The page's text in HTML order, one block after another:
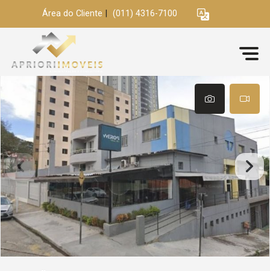
Área do Cliente (011) 4316-7100